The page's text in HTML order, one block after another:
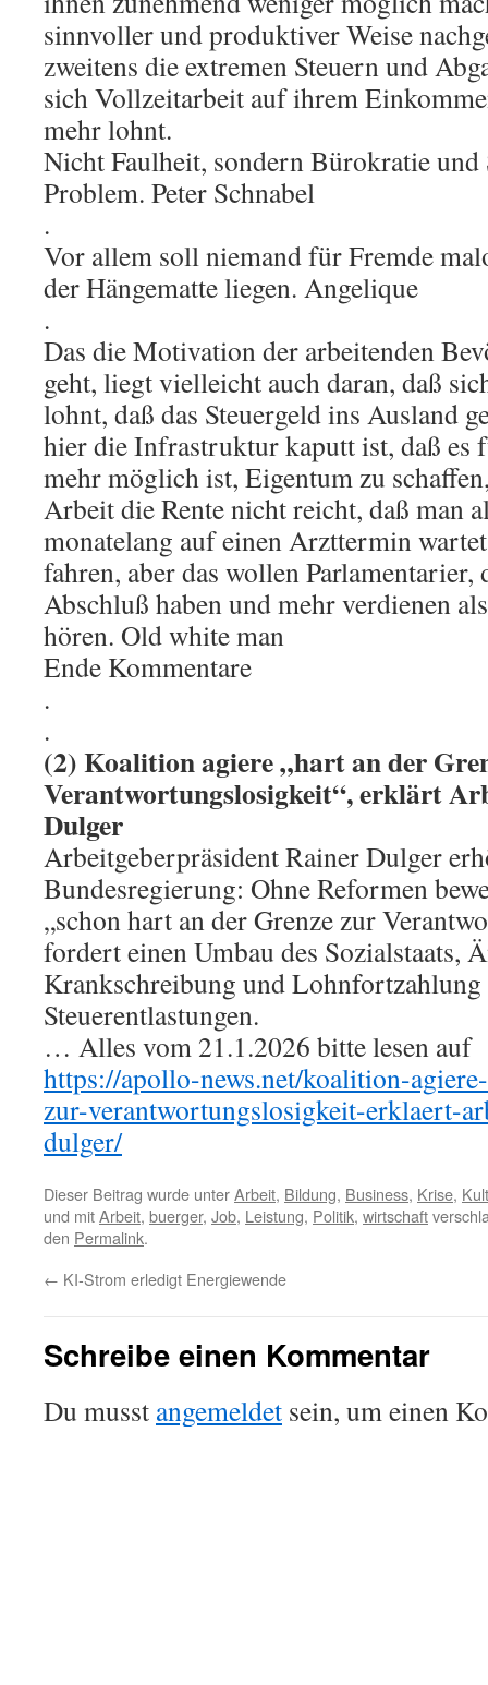
sinnvoller und produktiver Weise
zweitens die extremen Steuern und
sich Vollzeitarbeit auf ihrem
mehr lohnt.
Nicht Faulheit, sondern Bürokratie und
Problem. Peter Schnabel
.
Vor allem soll niemand für Fremde
der Hängematte liegen. Angelique
.
Das die Motivation der arbeitenden
geht, liegt vielleicht auch daran, daß
lohnt, daß das Steuergeld ins Ausland
hier die Infrastruktur kaputt ist, daß es
mehr möglich ist, Eigentum zu
Arbeit die Rente nicht reicht, daß man
monatelang auf einen Arzttermin
fahren, aber das wollen
Abschluß haben und mehr verdienen
hören. Old white man
Ende Kommentare
.
.
(2) Koalition agiere „hart an der
Verantwortungslosigkeit“, erklärt
Dulger
Arbeitgeberpräsident Rainer Dulger
Bundesregierung: Ohne Reformen
„schon hart an der Grenze zur
fordert einen Umbau des Sozialstaats,
Krankschreibung und Lohnfortzahlung
Steuerentlastungen.
… Alles vom 21.1.2026 bitte lesen auf
https://apollo-news.net/koalition-
zur-verantwortungslosigkeit-erklaert-
dulger/
Dieser Beitrag wurde unterArbeit, Bildung, Business, Krise,
und mitArbeit, buerger, Job, Leistung, Politik, wirtschaft
den Permalink.
← KI-Strom erledigt Energiewende
Schreibe einen Kommentar
Du musst angemeldet sein, um einen